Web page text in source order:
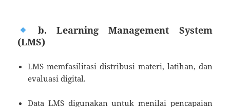
b. Learning Management System
(LMS)
LMS memfasilitasi distribusi materi, latihan, dan
evaluasi digital.
Data LMS digunakan untuk menilai pencapaian